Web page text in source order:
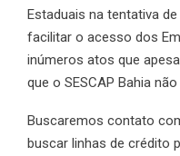
Estaduais na tentativa
facilitar o acesso dos
inúmeros atos que
que o SESCAP Bahia
Buscaremos contato
buscar linhas de crédito